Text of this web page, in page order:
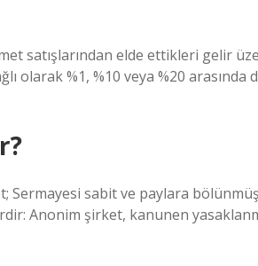
satışlarından elde ettikleri gelir
olarak %1, %10 veya %20 arasında
Sermayesi sabit ve paylara
Anonim şirket, kanunen